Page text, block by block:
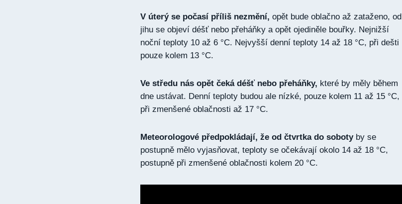
V úterý se počasí příliš nezmění, opět bude oblačno až zataženo, od
jihu se objeví déšť nebo přeháňky a opět ojediněle bouřky. Nejnižší
noční teploty 10 až 6 °C. Nejvyšší denní teploty 14 až 18 °C, při dešti
pouze kolem 13 °C.
Ve středu nás opět čeká déšť nebo přeháňky, které by měly během
dne ustávat. Denní teploty budou ale nízké, pouze kolem 11 až 15 °C,
při zmenšené oblačnosti až 17 °C.
Meteorologové předpokládají, že od čtvrtka do sobotyby se
postupně mělo vyjasňovat, teploty se očekávají okolo 14 až 18 °C,
postupně při zmenšené oblačnosti kolem 20 °C.